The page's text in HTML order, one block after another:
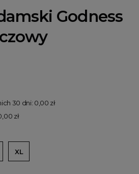
Godness
30 dni: 0,00 zł
zł
XL